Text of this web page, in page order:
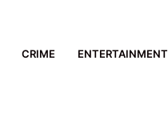
CRIME ENTERTAINMENT